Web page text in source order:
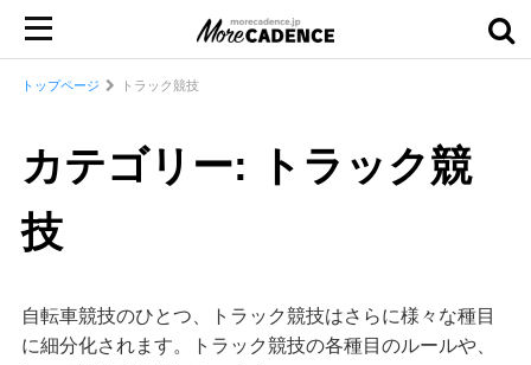
トップページ トラック競技
カテゴリー: トラック競
技
自転車競技のひとつ、トラック競技はさらに様々な種目
に細分化されます。トラック競技の各種目のルールや、